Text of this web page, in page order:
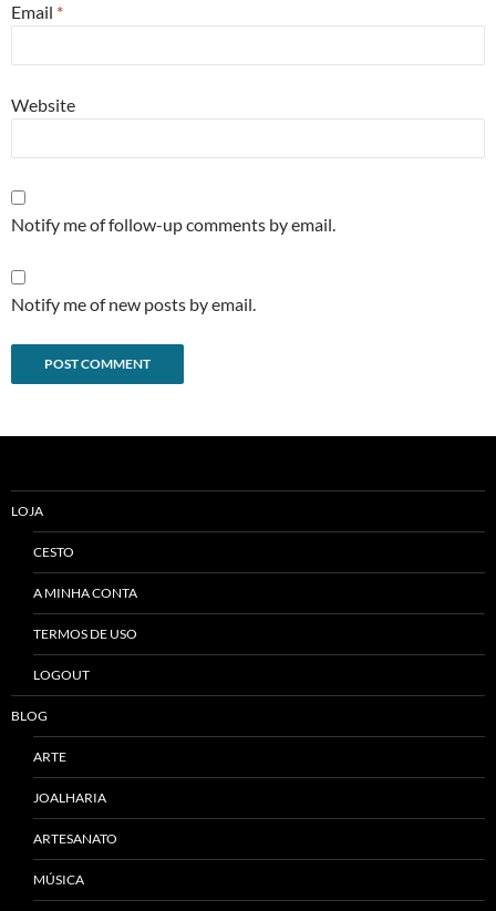
Email *
Website
Notify me of follow-up comments by email.
Notify me of new posts by email.
LOJA
CESTO
A MINHA CONTA
TERMOS DE USO
LOGOUT
BLOG
ARTE
JOALHARIA
ARTESANATO
MÚSICA